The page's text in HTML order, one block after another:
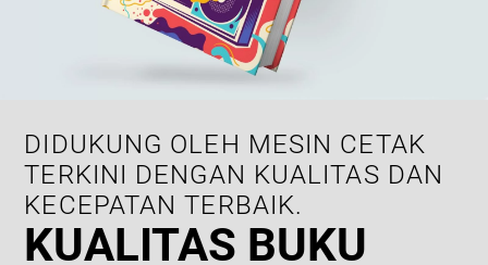
DIDUKUNG OLEH MESIN CETAK
TERKINI DENGAN KUALITAS DAN
KECEPATAN TERBAIK.
KUALITAS BUKU